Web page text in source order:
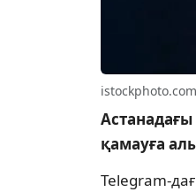
istockphoto.com
қамауға
Telegram-